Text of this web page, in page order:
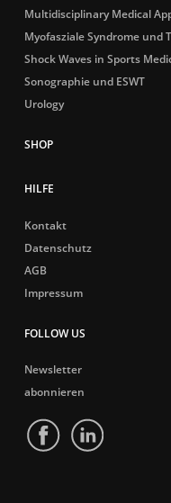
Multidisciplinary Medical
Myofasziale Syndrome und
Shock Waves in Sports
Sonographie und ESWT
Urology
HILFE
Kontakt
Datenschutz
AGB
Impressum
FOLLOW US
Newsletter
abonnieren